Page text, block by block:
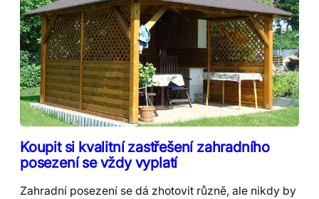
Koupit si kvalitní zastřešení zahradního
posezení se vždy vyplatí
Zahradní posezení se dá zhotovit různě, ale nikdy by